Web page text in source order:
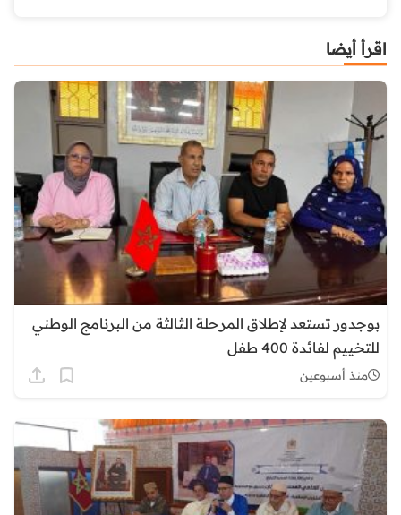
اقرأ أيضا
بوجدور تستعد لإطلاق المرحلة الثالثة من البرنامج الوطني
للتخييم لفائدة 400 طفل
منذ أسبوعين